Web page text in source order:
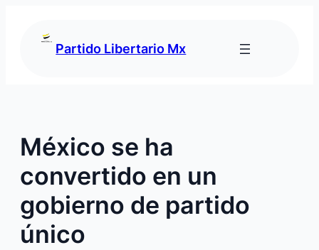
Partido Libertario Mx
México se ha
convertido en un
gobierno de partido
único